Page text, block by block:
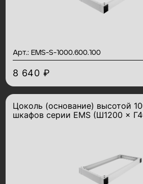
Арт.: EMS-S-1000.600.100
8 640 ₽
Цоколь (основание) высотой
шкафов серии EMS (Ш1200 ×